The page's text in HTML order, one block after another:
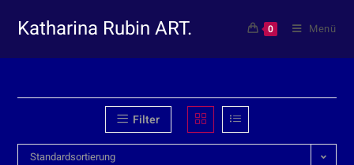
Katharina Rubin ART. 0 Menü
Filter
Standardsortierung